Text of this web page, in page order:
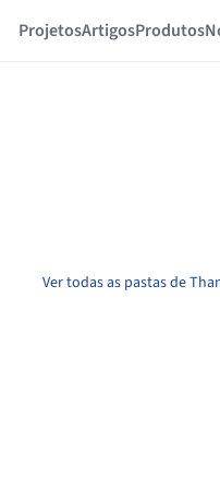
ProjetosArtigosProdutos
Ver todas as pastas de